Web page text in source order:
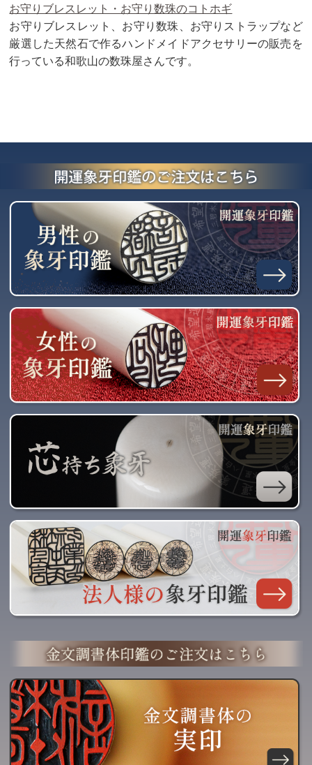
お守りブレスレット・お守り数珠のコトホギ
お守りブレスレット、お守り数珠、お守りストラップなど
厳選した天然石で作るハンドメイドアクセサリーの販売を
行っている和歌山の数珠屋さんです。